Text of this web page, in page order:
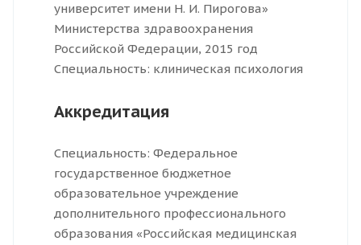
университет имени Н. И. Пирогова»
Министерства здравоохранения
Российской Федерации, 2015 год
Специальность: клиническая психология
Аккредитация
Специальность: Федеральное
государственное бюджетное
образовательное учреждение
дополнительного профессионального
образования «Российская медицинская